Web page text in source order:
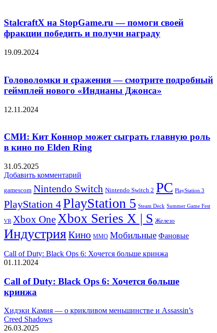
StalсraftX на StopGame.ru — помоги своей
фракции победить и получи награду
19.09.2024
Головоломки и сражения — смотрите подробный
геймплей нового «Индианы Джонса»
12.11.2024
СМИ: Кит Коннор может сыграть главную роль
в кино по Elden Ring
31.05.2025
Добавить комментарий
gamescom Nintendo Switch Nintendo Switch 2 PC PlayStation 3
PlayStation 4PlayStation 5 Steam Deck Summer Game Fest
VR Xbox OneXbox Series X | S Железо
ИндустрияКино ММО Мобильные Фановые
Call of Duty: Black Ops 6: Хочется больше кринжа
01.11.2024
Call of Duty: Black Ops 6: Хочется больше
кринжа
Хидэки Камия — о крикливом меньшинстве и Assassin’s
Creed Shadows
26.03.2025